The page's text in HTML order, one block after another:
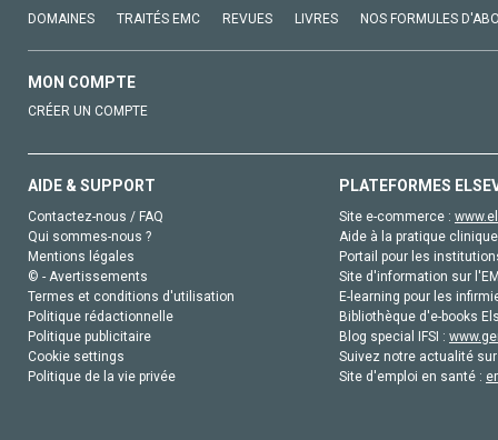
DOMAINES TRAITÉS EMC REVUES LIVRES NOS FORMULES
MON COMPTE
CRÉER UN COMPTE
AIDE & SUPPORT
Contactez-nous / FAQ
Qui sommes-nous ?
Mentions légales
© - Avertissements
Termes et conditions d'utilisation
Politique rédactionnelle
Politique publicitaire
Cookie settings
Politique de la vie privée
PLATEFORMES
Site e-commerce :
Aide à la pratique
Portail pour les
Site d'information sur
E-learning pour les
Bibliothèque d'e-books
Blog special IFSI :
Suivez notre actualité
Site d'emploi en santé :